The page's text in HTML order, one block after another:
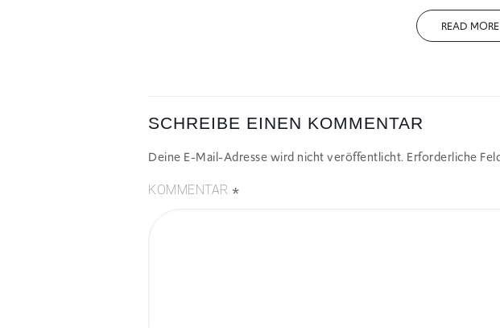
READ MORE
SCHREIBE EINEN KOMMENTAR
Deine E-Mail-Adresse wird nicht veröffentlicht. Erforderliche
KOMMENTAR *